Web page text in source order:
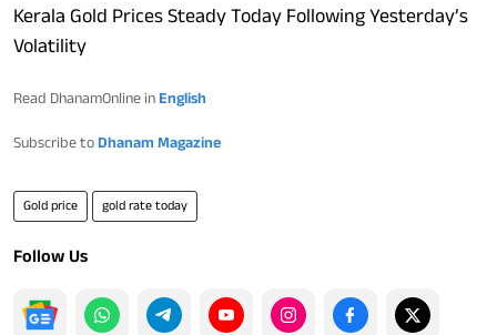
Kerala Gold Prices Steady Today Following Yesterday’s
Volatility
Read DhanamOnline in English
Subscribe to Dhanam Magazine
Gold price gold rate today
Follow Us